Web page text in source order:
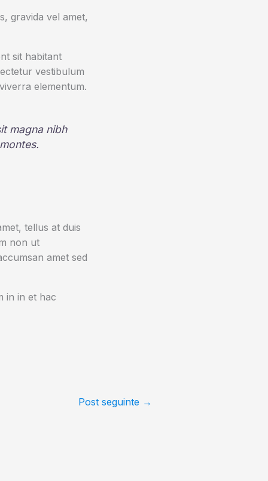
gravida vel amet,
sit habitant
vestibulum
elementum.
magna nibh
tellus at duis
non ut
amet sed
in in et hac
Post seguinte →